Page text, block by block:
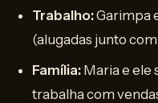
Trabalho:Garimpa
(alugadas junto
Família: Maria e ele
trabalha com